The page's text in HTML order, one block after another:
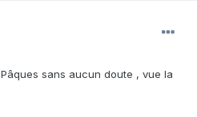
sans aucun doute , vue la